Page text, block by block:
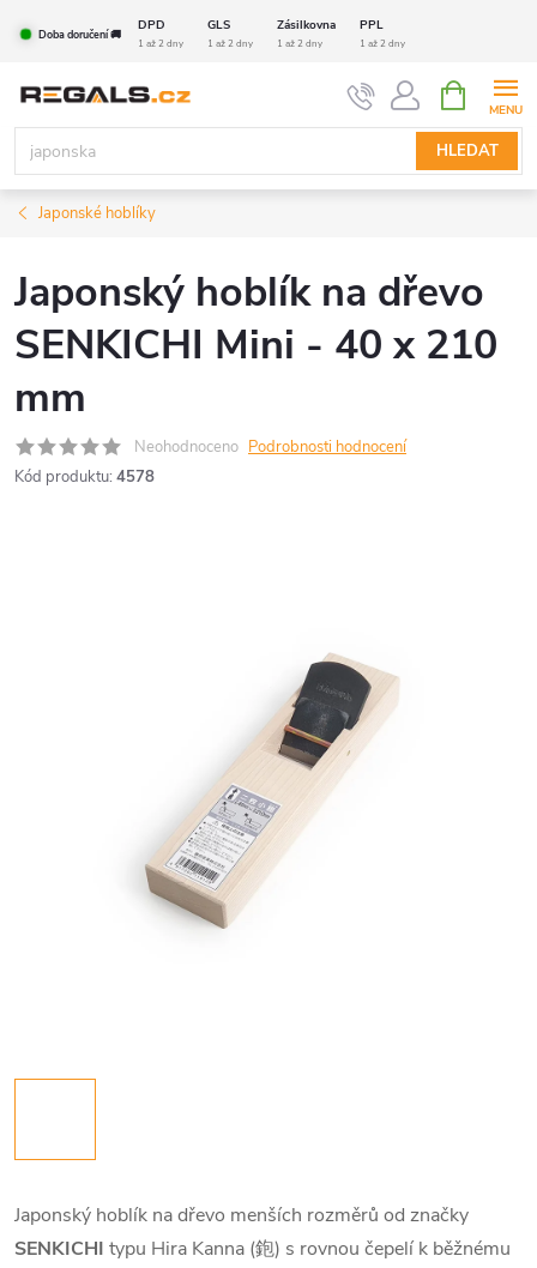
Doba doručení 🚚
DPD GLS Zásilkovna PPL
1 až 2 dny 1 až 2 dny 1 až 2 dny 1 až 2 dny
HLEDAT
NÁKUPNÍ
KOŠÍK
Japonské hoblíky
Japonský hoblík na dřevo
SENKICHI Mini - 40 x 210
mm
Neohodnoceno Podrobnosti hodnocení
Kód produktu: 4578
Japonský hoblík na dřevo menších rozměrů od značky
SENKICHI typu Hira Kanna (鉋) s rovnou čepelí k běžnému